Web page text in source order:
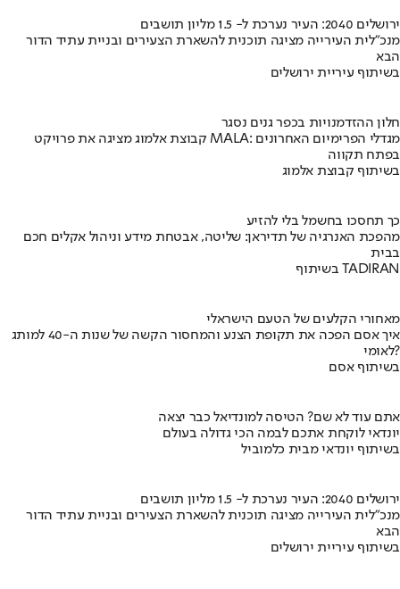
ירושלים 2040: העיר נערכת ל- 1.5 מליון תושבים
מנכ"לית העירייה מציגה תוכנית להשארת הצעירים ובניית עתיד הדור
הבא
בשיתוף עיריית ירושלים
חלון ההזדמנויות בכפר גנים נסגר
קבוצת אלמוג מציגה את פרויקט MALA: מגדלי הפרימיום האחרונים
בפתח תקווה
בשיתוף קבוצת אלמוג
כך תחסכו בחשמל בלי להזיע
מהפכת האנרגיה של תדיראן: שליטה, אבטחת מידע וניהול אקלים חכם
בבית
בשיתוף TADIRAN
מאחורי הקלעים של הטעם הישראלי
איך אסם הפכה את תקופת הצנע והמחסור הקשה של שנות ה-40 למותג
לאומי?
בשיתוף אסם
אתם עוד לא שם? הטיסה למונדיאל כבר יצאה
יונדאי לוקחת אתכם לבמה הכי גדולה בעולם
בשיתוף יונדאי מבית כלמוביל
ירושלים 2040: העיר נערכת ל- 1.5 מליון תושבים
מנכ"לית העירייה מציגה תוכנית להשארת הצעירים ובניית עתיד הדור
הבא
בשיתוף עיריית ירושלים